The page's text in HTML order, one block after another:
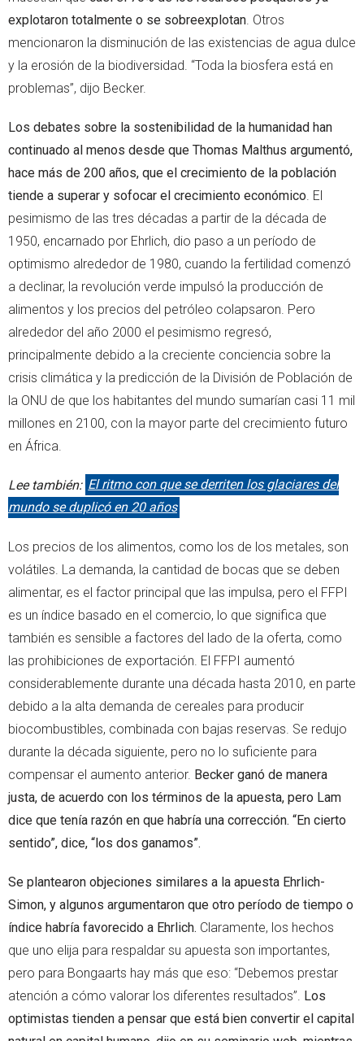
explotaron totalmente o se sobreexplotan . Otros
mencionaron la disminución de las existencias de agua dulce
y la erosión de la biodiversidad. “Toda la biosfera está en
problemas”, dijo Becker.
Los debates sobre la sostenibilidad de la humanidad han
continuado al menos desde que Thomas Malthus argumentó,
hace más de 200 años, que el crecimiento de la población
tiende a superar y sofocar el crecimiento económico . El
pesimismo de las tres décadas a partir de la década de
1950, encarnado por Ehrlich, dio paso a un período de
optimismo alrededor de 1980, cuando la fertilidad comenzó
a declinar, la revolución verde impulsó la producción de
alimentos y los precios del petróleo colapsaron. Pero
alrededor del año 2000 el pesimismo regresó,
principalmente debido a la creciente conciencia sobre la
crisis climática y la predicción de la División de Población de
la ONU de que los habitantes del mundo sumarían casi 11 mil
millones en 2100, con la mayor parte del crecimiento futuro
en África.
Lee también: El ritmo con que se derriten los glaciares del
mundo se duplicó en 20 años
Los precios de los alimentos, como los de los metales, son
volátiles. La demanda, la cantidad de bocas que se deben
alimentar, es el factor principal que las impulsa, pero el FFPI
es un índice basado en el comercio, lo que significa que
también es sensible a factores del lado de la oferta, como
las prohibiciones de exportación. El FFPI aumentó
considerablemente durante una década hasta 2010, en parte
debido a la alta demanda de cereales para producir
biocombustibles, combinada con bajas reservas. Se redujo
durante la década siguiente, pero no lo suficiente para
compensar el aumento anterior. Becker ganó de manera
justa, de acuerdo con los términos de la apuesta, pero Lam
dice que tenía razón en que habría una corrección. “En cierto
sentido”, dice, “los dos ganamos”.
Se plantearon objeciones similares a la apuesta Ehrlich-
Simon, y algunos argumentaron que otro período de tiempo o
índice habría favorecido a Ehrlich. Claramente, los hechos
que uno elija para respaldar su apuesta son importantes,
pero para Bongaarts hay más que eso: “Debemos prestar
atención a cómo valorar los diferentes resultados”. Los
optimistas tienden a pensar que está bien convertir el capital